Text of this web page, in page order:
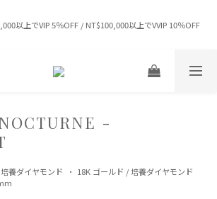
リーで0.05ctダイヤまたはNT$500 OFF 💕
以上でVIP 5％OFF / NT$100,000以上でVVIP 10％OFF
以上 | 香港・マカオ HK$12,500以上 | 全世界
ーで0.05ctダイヤまたはNT$500 OFF 💕
-
養ダイヤモンド  · 18K ゴールド / 培養ダイヤモンド